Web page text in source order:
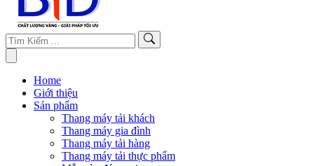
Home
Giới thiệu
Sản phẩm
Thang máy tải khách
Thang máy gia đình
Thang máy tải hàng
Thang máy tải thực phẩm